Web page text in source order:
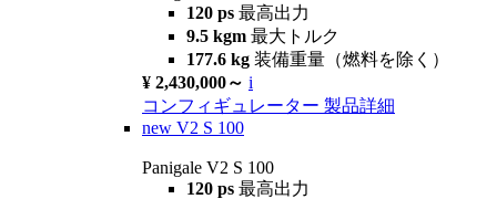
120 ps 最高出力
9.5 kgm 最大トルク
177.6 kg 装備重量（燃料を除く）
¥ 2,430,000～ i
コンフィギュレーター 製品詳細
new V2 S 100
Panigale V2 S 100
120 ps 最高出力